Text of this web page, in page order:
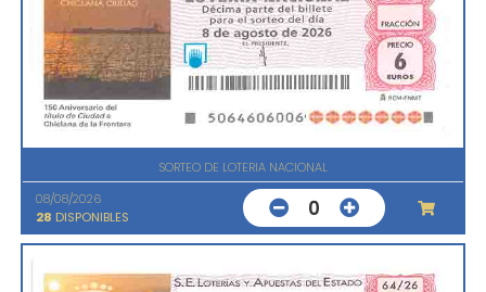
SORTEO DE LOTERIA NACIONAL
08/08/2026
28 DISPONIBLES 0